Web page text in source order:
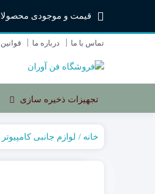
قیمت و موجودی
تماس با ما درباره ما
تجهیزات ذخیره سازی
خانه لوازم جانبی کامپیوتر